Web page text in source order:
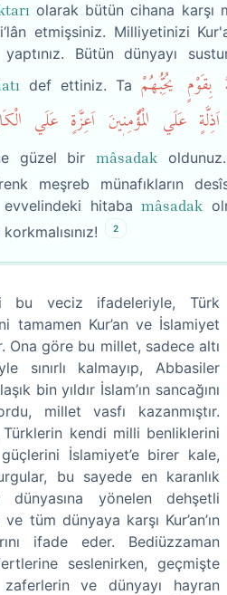
olarak bütün cihana karşı
i‘lân etmişsiniz. Milliyetinizi
yaptınız. Bütün dünyayı
def ettiniz. Taبِقَوْمٍ يُحِبُّهُمْ
اَذِلَّةٍ عَلَي الْمُؤْمِن۪ينَ اَعِزَّةٍ عَلَي
güzel birmâsadak
meşreb münafıkların
hitabamâsadak
2
bu veciz ifadeleriyle, Türk
tamamen Kur’an ve İslamiyet
Ona göre bu millet, sadece altı
sınırlı kalmayıp, Abbasiler
bin yıldır İslam’ın sancağını
millet vasfı kazanmıştır.
kendi milli benliklerini
İslamiyet’e birer kale,
bu sayede en karanlık
yönelen dehşetli
ve tüm dünyaya karşı Kur’an’ın
ifade eder. Bediüzzaman
seslenirken, geçmişte
ve dünyayı hayran